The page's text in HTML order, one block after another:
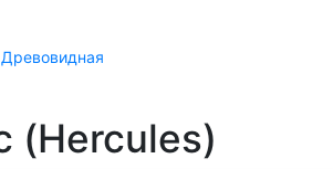
Древовидная
(Hercules)